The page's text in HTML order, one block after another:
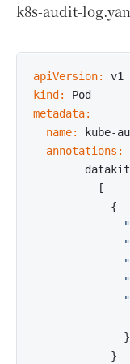
k8s-audit-
apiVersion:
kind:
metadata:
  name:
  annotations:
          [
{
}
}